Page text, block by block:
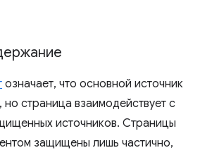
означает, что основной источник
страница взаимодействует с
источников. Страницы
защищены лишь частично,